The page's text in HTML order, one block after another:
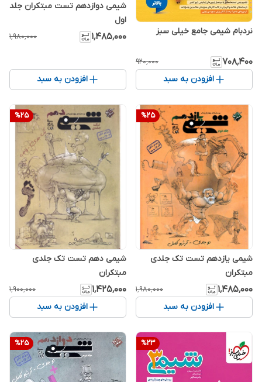
نردبام شیمی جامع خیلی سبز
۷۰۸٬۴۰۰ ۹۲۰٬۰۰۰
افزودن به سبد
شیمی دوازدهم تست مبتکران جلد
اول
۱٬۴۸۵٬۰۰۰ ۱٬۹۸۰٬۰۰۰
افزودن به سبد
%25
شیمی یازدهم تست تک جلدی
مبتکران
۱٬۴۸۵٬۰۰۰ ۱٬۹۸۰٬۰۰۰
افزودن به سبد
%25
شیمی دهم تست تک جلدی
مبتکران
۱٬۴۲۵٬۰۰۰ ۱٬۹۰۰٬۰۰۰
افزودن به سبد
%23
%25